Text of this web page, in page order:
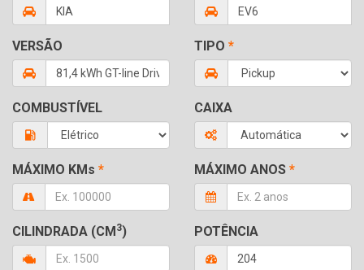
VERSÃO TIPO *
COMBUSTÍVEL CAIXA
MÁXIMO KMs * MÁXIMO ANOS *
CILINDRADA (CM3) POTÊNCIA